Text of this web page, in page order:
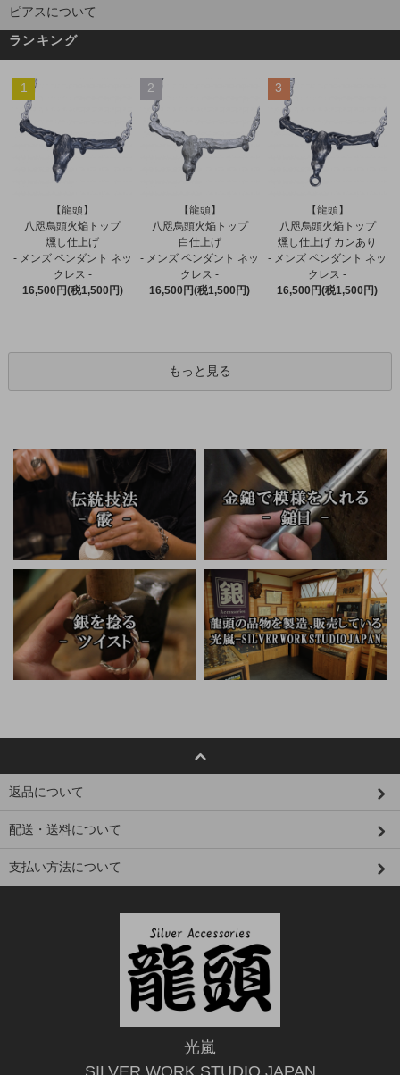
ピアスについて
ランキング
1
【龍頭】
八咫烏頭火焔トップ
燻し仕上げ
- メンズ ペンダント ネッ
クレス -
16,500円(税1,500円)
2
【龍頭】
八咫烏頭火焔トップ
白仕上げ
- メンズ ペンダント ネッ
クレス -
16,500円(税1,500円)
3
【龍頭】
八咫烏頭火焔トップ
燻し仕上げ カンあり
- メンズ ペンダント ネッ
クレス -
16,500円(税1,500円)
もっと見る
返品について
配送・送料について
支払い方法について
光嵐
SILVER WORK STUDIO JAPAN